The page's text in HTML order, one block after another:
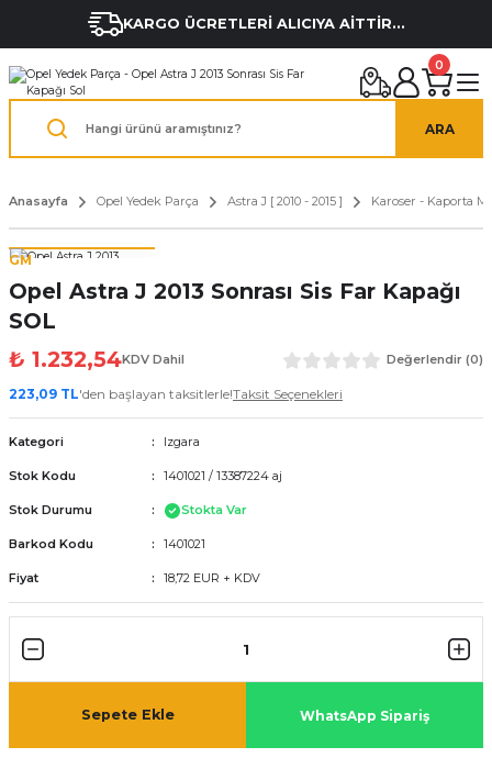
KARGO ÜCRETLERİ ALICIYA AİTTİR...
ARA
0
Anasayfa Opel Yedek Parça Astra J [ 2010 - 2015 ] Karoser - Kaporta
GM
Opel Astra J 2013 Sonrası Sis Far Kapağı
SOL
₺ 1.232,54KDV Dahil Değerlendir (0)
223,09 TL'den başlayan taksitlerle!Taksit Seçenekleri
Kategori Izgara
Stok Kodu 1401021 / 13387224 aj
Stok Durumu Stokta Var
Barkod Kodu 1401021
Fiyat 18,72 EUR + KDV
Sepete Ekle WhatsApp Sipariş